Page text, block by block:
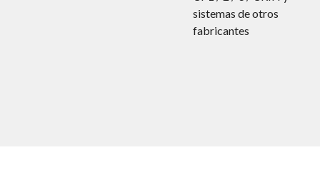
sistemas de otros
fabricantes